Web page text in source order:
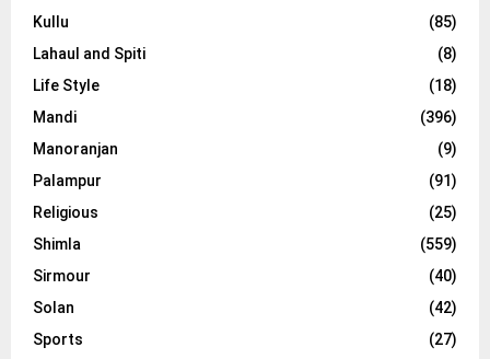
Kullu
(85)
Lahaul and Spiti
(8)
Life Style
(18)
Mandi
(396)
Manoranjan
(9)
Palampur
(91)
Religious
(25)
Shimla
(559)
Sirmour
(40)
Solan
(42)
Sports
(27)